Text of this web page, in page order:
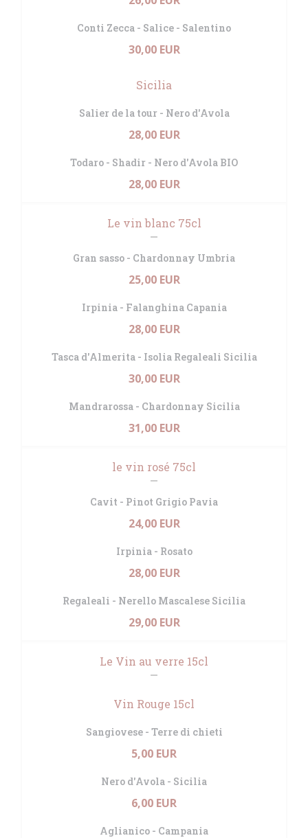
Conti Zecca - Salice - Salentino
30,00 EUR
Sicilia
Salier de la tour - Nero d'Avola
28,00 EUR
Todaro - Shadir - Nero d'Avola BIO
28,00 EUR
Le vin blanc 75cl
Gran sasso - Chardonnay Umbria
25,00 EUR
Irpinia - Falanghina Capania
28,00 EUR
Tasca d'Almerita - Isolia Regaleali Sicilia
30,00 EUR
Mandrarossa - Chardonnay Sicilia
31,00 EUR
le vin rosé 75cl
Cavit - Pinot Grigio Pavia
24,00 EUR
Irpinia - Rosato
28,00 EUR
Regaleali - Nerello Mascalese Sicilia
29,00 EUR
Le Vin au verre 15cl
Vin Rouge 15cl
Sangiovese - Terre di chieti
5,00 EUR
Nero d'Avola - Sicilia
6,00 EUR
Aglianico - Campania